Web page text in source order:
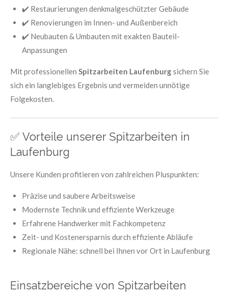
✔️ Restaurierungen denkmalgeschützter Gebäude
✔️ Renovierungen im Innen- und Außenbereich
✔️ Neubauten & Umbauten mit exakten Bauteil-
Anpassungen
Mit professionellen Spitzarbeiten Laufenburgsichern Sie
sich ein langlebiges Ergebnis und vermeiden unnötige
Folgekosten.
✅ Vorteile unserer Spitzarbeiten in
Laufenburg
Unsere Kunden profitieren von zahlreichen Pluspunkten:
Präzise und saubere Arbeitsweise
Modernste Technik und effiziente Werkzeuge
Erfahrene Handwerker mit Fachkompetenz
Zeit- und Kostenersparnis durch effiziente Abläufe
Regionale Nähe: schnell bei Ihnen vor Ort in Laufenburg
Einsatzbereiche von Spitzarbeiten